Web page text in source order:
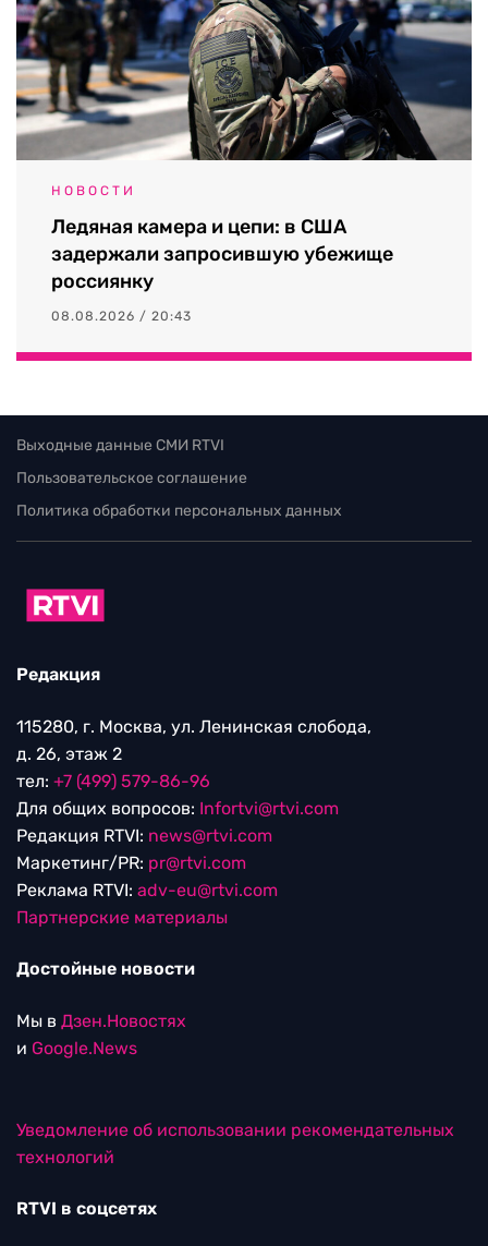
НОВОСТИ
Ледяная камера и цепи: в США
задержали запросившую убежище
россиянку
08.08.2026 / 20:43
Выходные данные СМИ RTVI
Пользовательское соглашение
Политика обработки персональных данных
Редакция
115280, г. Москва, ул. Ленинская слобода,
д. 26, этаж 2
тел: +7 (499) 579-86-96
Для общих вопросов: Infortvi@rtvi.com
Редакция RTVI: news@rtvi.com
Маркетинг/PR: pr@rtvi.com
Реклама RTVI: adv-eu@rtvi.com
Партнерские материалы
Достойные новости
Мы в Дзен.Новостях
и Google.News
Уведомление об использовании рекомендательных
технологий
RTVI в соцсетях